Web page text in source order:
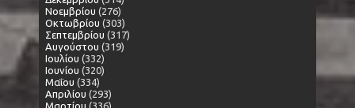
Νοεμβρίου (276)
Οκτωβρίου (303)
Σεπτεμβρίου (317)
Αυγούστου (319)
Ιουλίου (332)
Ιουνίου (320)
Μαΐου (334)
Απριλίου (293)
Μαρτίου (336)